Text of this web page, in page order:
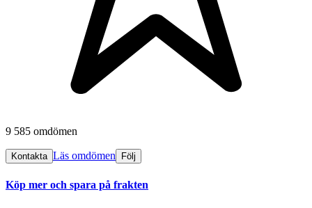
9 585 omdömen
Kontakta Läs omdömen Följ
Köp mer och spara på frakten